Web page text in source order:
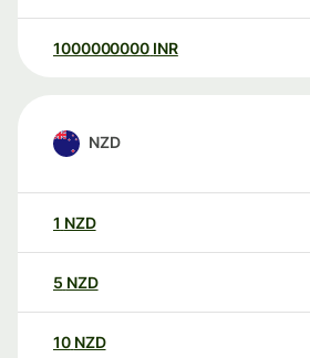
1000000000 INR
NZD
1 NZD
5 NZD
10 NZD